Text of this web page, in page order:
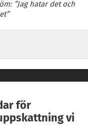
”Jag hatar det och
för
vi